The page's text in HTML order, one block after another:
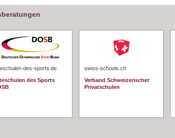
des-sports.de
des Sports
swiss-schools.ch
Verband Schweizerischer
Privatschulen